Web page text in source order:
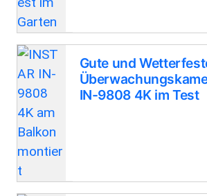
Gute und
IN-9808 4K im Test